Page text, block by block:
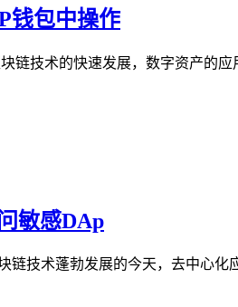
钱包中操作
链技术的快速发展，数字资产的
敏感DAp
链技术蓬勃发展的今天，去中心